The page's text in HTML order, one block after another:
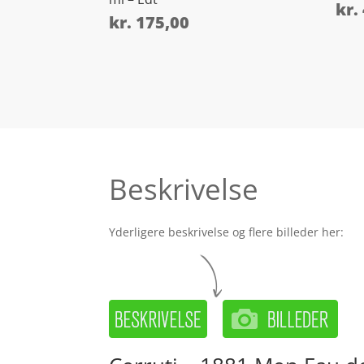
kr. 175,00
kr.
Beskrivelse
Yderligere beskrivelse og flere billeder her: